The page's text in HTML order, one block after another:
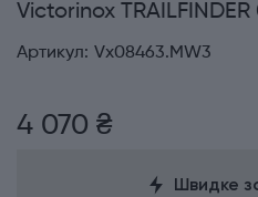
Victorinox
Артикул: Vx08463.MW3
4 070 ₴
Швидке